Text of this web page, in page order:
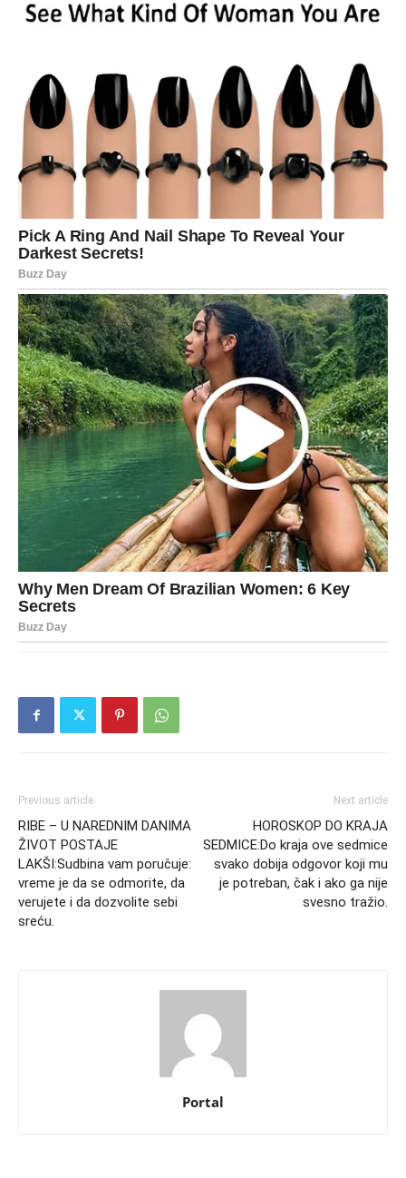
Previous article
RIBE – U NAREDNIM DANIMA
ŽIVOT POSTAJE
LAKŠI:Sudbina vam poručuje:
vreme je da se odmorite, da
verujete i da dozvolite sebi
sreću.
Next article
HOROSKOP DO KRAJA
SEDMICE:Do kraja ove sedmice
svako dobija odgovor koji mu
je potreban, čak i ako ga nije
svesno tražio.
Portal